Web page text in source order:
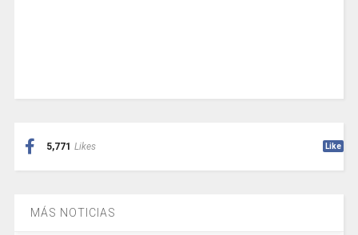
5,771 Likes Like
MÁS NOTICIAS